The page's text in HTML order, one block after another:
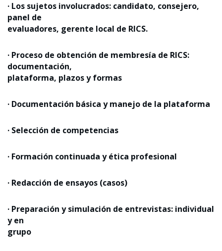
· Los sujetos involucrados: candidato, consejero,
panel de
evaluadores, gerente local de RICS.
· Proceso de obtención de membresía de RICS:
documentación,
plataforma, plazos y formas
· Documentación básica y manejo de la plataforma
· Selección de competencias
· Formación continuada y ética profesional
· Redacción de ensayos (casos)
· Preparación y simulación de entrevistas: individual
y en
grupo